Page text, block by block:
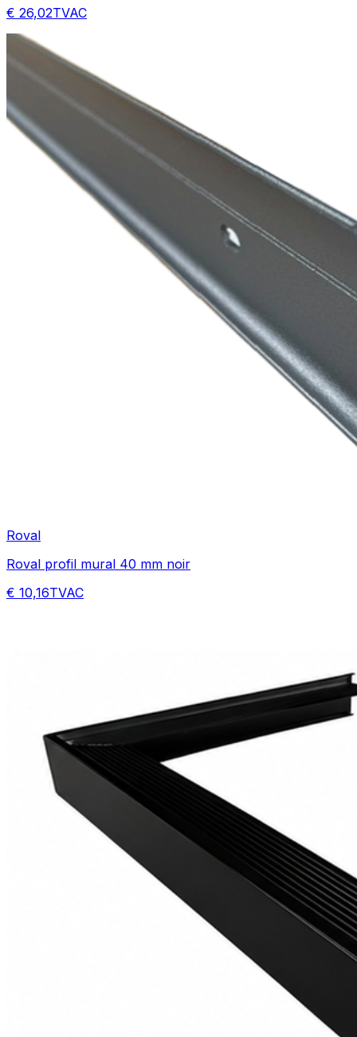
€ 26,02TVAC
Roval
Roval profil mural 40 mm noir
€ 10,16TVAC